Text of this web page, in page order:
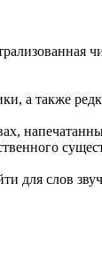
а также
для слов